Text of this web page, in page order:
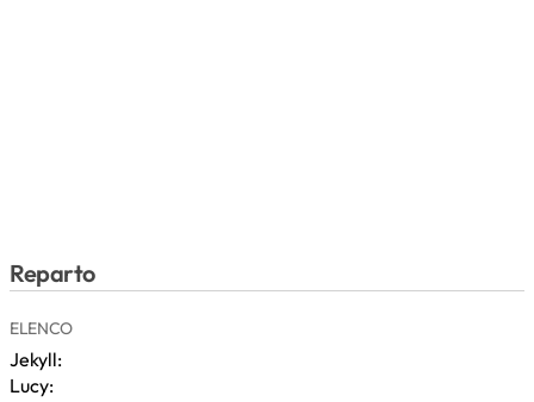
Reparto
ELENCO
Jekyll:
Lucy: